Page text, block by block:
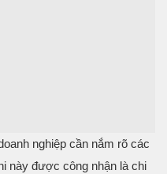
nghiệp cần nắm rõ các
này được công nhận là chi